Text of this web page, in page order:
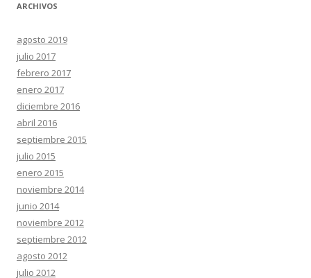
ARCHIVOS
agosto 2019
julio 2017
febrero 2017
enero 2017
diciembre 2016
abril 2016
septiembre 2015
julio 2015
enero 2015
noviembre 2014
junio 2014
noviembre 2012
septiembre 2012
agosto 2012
julio 2012